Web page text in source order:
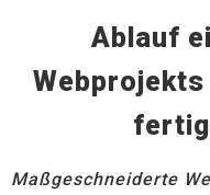
Ablauf
Maßgeschneiderte